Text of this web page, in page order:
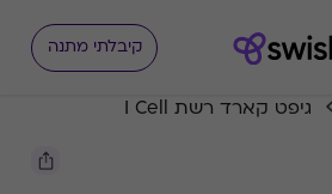
קיבלתי מתנה
גיפט קארד רשת I Cell